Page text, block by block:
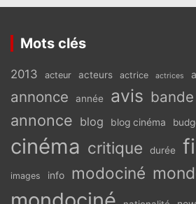
Mots clés
2013 acteur acteurs actrice actrices
annonce année avis bande
annonce blog blog cinéma
cinéma critique durée
images info modociné